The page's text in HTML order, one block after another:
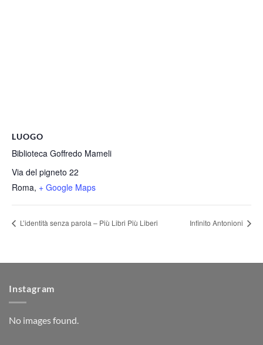
LUOGO
Biblioteca Goffredo Mameli
Via del pigneto 22
Roma, + Google Maps
L’identità senza parola – Più Libri Più Liberi Infinito Antonioni
Instagram
No images found.